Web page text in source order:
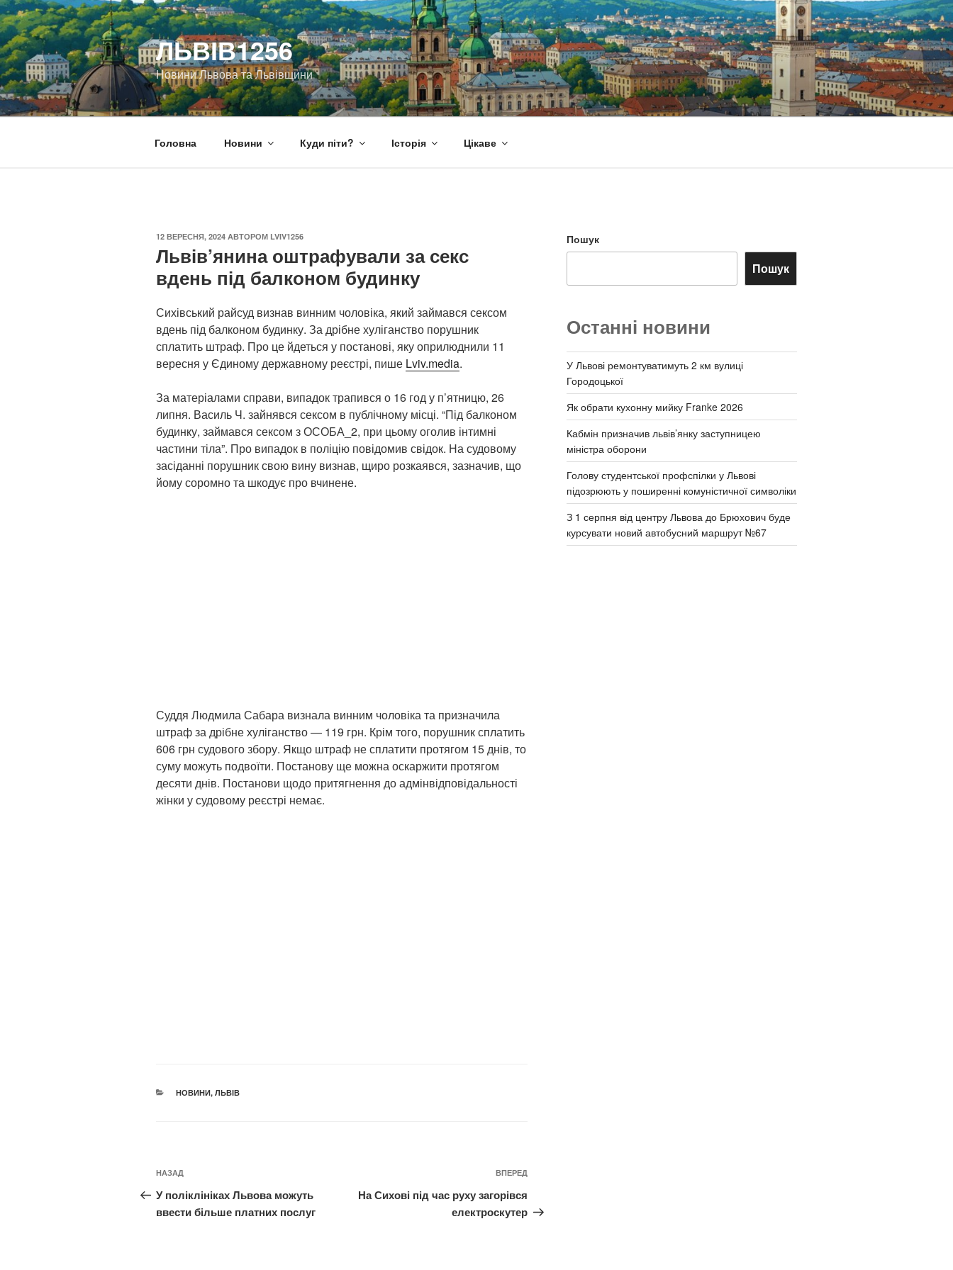
Перейти
до
вмісту
ЛЬВІВ1256
Новини Львова та Львівщини
Головна Новини Куди піти? Історія Цікаве
ОПУБЛІКОВАНО
12 ВЕРЕСНЯ, 2024 АВТОРОМ LVIV1256
Львів’янина оштрафували за секс
вдень під балконом будинку
Сихівський райсуд визнав винним чоловіка, який займався сексом
вдень під балконом будинку. За дрібне хуліганство порушник
сплатить штраф. Про це йдеться у постанові, яку оприлюднили 11
вересня у Єдиному державному реєстрі, пише Lviv.media.
За матеріалами справи, випадок трапився о 16 год у п’ятницю, 26
липня. Василь Ч. зайнявся сексом в публічному місці. “Під балконом
будинку, займався сексом з ОСОБА_2, при цьому оголив інтимні
частини тіла”. Про випадок в поліцію повідомив свідок. На судовому
засіданні порушник свою вину визнав, щиро розкаявся, зазначив, що
йому соромно та шкодує про вчинене.
Суддя Людмила Сабара визнала винним чоловіка та призначила
штраф за дрібне хуліганство — 119 грн. Крім того, порушник сплатить
606 грн судового збору. Якщо штраф не сплатити протягом 15 днів, то
суму можуть подвоїти. Постанову ще можна оскаржити протягом
десяти днів. Постанови щодо притягнення до адмінвідповідальності
жінки у судовому реєстрі немає.
КАТЕГОРІЇ
НОВИНИ, ЛЬВІВ
Навігація
записів
Попередній
запис:
НАЗАД
У поліклініках Львова можуть
ввести більше платних послуг
Наступний
ВПЕРЕД
На Сихові під час руху загорівся
електроскутер
Пошук
Пошук
Останні новини
У Львові ремонтуватимуть 2 км вулиці
Городоцької
Як обрати кухонну мийку Franke 2026
Кабмін призначив львів’янку заступницею
міністра оборони
Голову студентської профспілки у Львові
підозрюють у поширенні комуністичної символіки
З 1 серпня від центру Львова до Брюхович буде
курсувати новий автобусний маршрут №67